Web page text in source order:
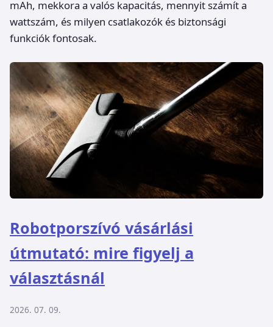
mAh, mekkora a valós kapacitás, mennyit számít a
wattszám, és milyen csatlakozók és biztonsági
funkciók fontosak.
Robotporszívó vásárlási
útmutató: mire figyelj a
választásnál
2026. 07. 09.